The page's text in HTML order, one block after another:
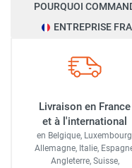
POURQUOI
ENTREPRISE
Livraison en France
et à l'international
en Belgique,
Allemagne, Italie,
Angleterre, Suisse,